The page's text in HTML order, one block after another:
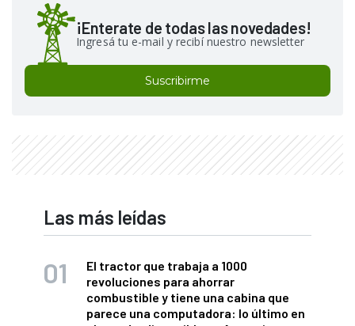
¡Enterate de todas las novedades!
Ingresá tu e-mail y recibí nuestro newsletter
Suscribirme
Las más leídas
El tractor que trabaja a 1000
revoluciones para ahorrar
combustible y tiene una cabina que
parece una computadora: lo último en